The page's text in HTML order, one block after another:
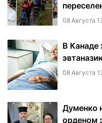
08 Августа
В Канаде
08 Августа
Думенко
орденом